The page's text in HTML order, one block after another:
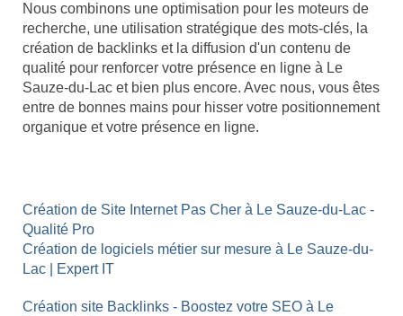
Nous combinons une optimisation pour les moteurs de
recherche, une utilisation stratégique des mots-clés, la
création de backlinks et la diffusion d'un contenu de
qualité pour renforcer votre présence en ligne à Le
Sauze-du-Lac et bien plus encore. Avec nous, vous êtes
entre de bonnes mains pour hisser votre positionnement
organique et votre présence en ligne.
Création de Site Internet Pas Cher à Le Sauze-du-Lac -
Qualité Pro
Création de logiciels métier sur mesure à Le Sauze-du-
Lac | Expert IT
Création site Backlinks - Boostez votre SEO à Le